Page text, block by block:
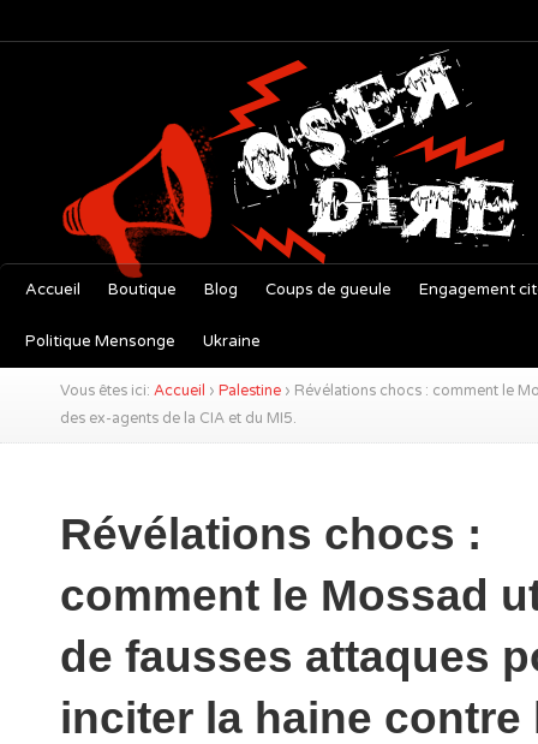
Accueil Boutique Blog Coups de gueule Engagement
Politique Mensonge Ukraine
Vous êtes ici: Accueil › Palestine › Révélations chocs : comment le
des ex-agents de la CIA et du MI5.
Révélations chocs :
comment le Mossad
de fausses attaques
inciter la haine contre